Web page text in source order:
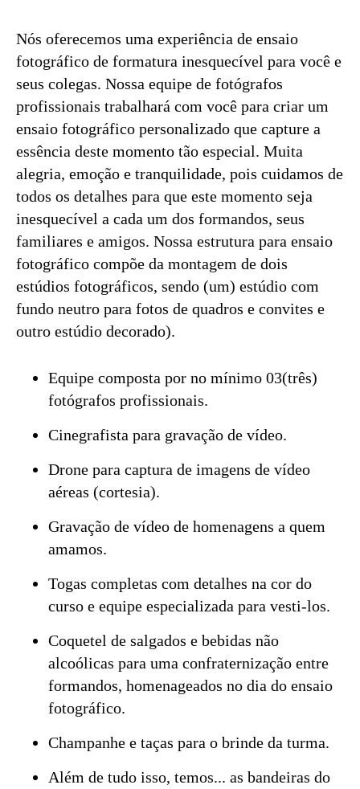
Nós oferecemos uma experiência de ensaio
fotográfico de formatura inesquecível para você e
seus colegas. Nossa equipe de fotógrafos
profissionais trabalhará com você para criar um
ensaio fotográfico personalizado que capture a
essência deste momento tão especial. Muita
alegria, emoção e tranquilidade, pois cuidamos de
todos os detalhes para que este momento seja
inesquecível a cada um dos formandos, seus
familiares e amigos. Nossa estrutura para ensaio
fotográfico compõe da montagem de dois
estúdios fotográficos, sendo (um) estúdio com
fundo neutro para fotos de quadros e convites e
outro estúdio decorado).
Equipe composta por no mínimo 03(três)
fotógrafos profissionais.
Cinegrafista para gravação de vídeo.
Drone para captura de imagens de vídeo
aéreas (cortesia).
Gravação de vídeo de homenagens a quem
amamos.
Togas completas com detalhes na cor do
curso e equipe especializada para vesti-los.
Coquetel de salgados e bebidas não
alcoólicas para uma confraternização entre
formandos, homenageados no dia do ensaio
fotográfico.
Champanhe e taças para o brinde da turma.
Além de tudo isso, temos... as bandeiras do